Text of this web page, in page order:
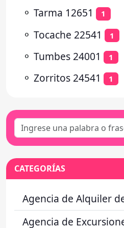
⚬ Tarma 12651 1
⚬ Tocache 22541 1
⚬ Tumbes 24001 1
⚬ Zorritos 24541 1
CATEGORÍAS
Agencia de Alquiler
Agencia de